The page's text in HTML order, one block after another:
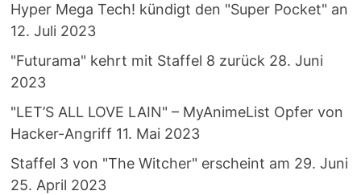
Hyper Mega Tech! kündigt den "Super Pocket" an
12. Juli 2023
"Futurama" kehrt mit Staffel 8 zurück 28. Juni
2023
"LET’S ALL LOVE LAIN" – MyAnimeList Opfer von
Hacker-Angriff 11. Mai 2023
Staffel 3 von "The Witcher" erscheint am 29. Juni
25. April 2023